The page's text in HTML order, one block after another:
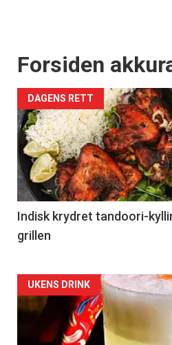
Forsiden
DAGENS RETT
Indisk krydret tandoori-
grillen
Forsiden
akkurat
UKENS DRINK